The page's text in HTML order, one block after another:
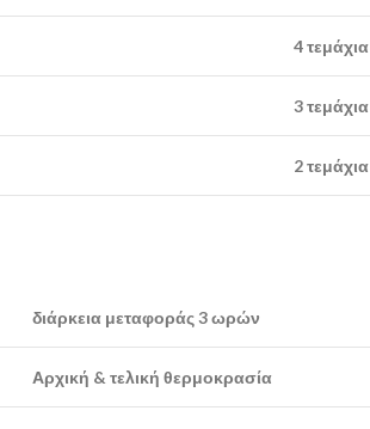
4 τεμάχια
3 τεμάχια
2 τεμάχια
διάρκεια μεταφοράς 3 ωρών
Αρχική & τελική θερμοκρασία